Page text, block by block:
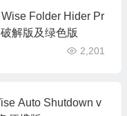
Folder Hider Pr
解版及绿色版
2,201
Auto Shutdown v